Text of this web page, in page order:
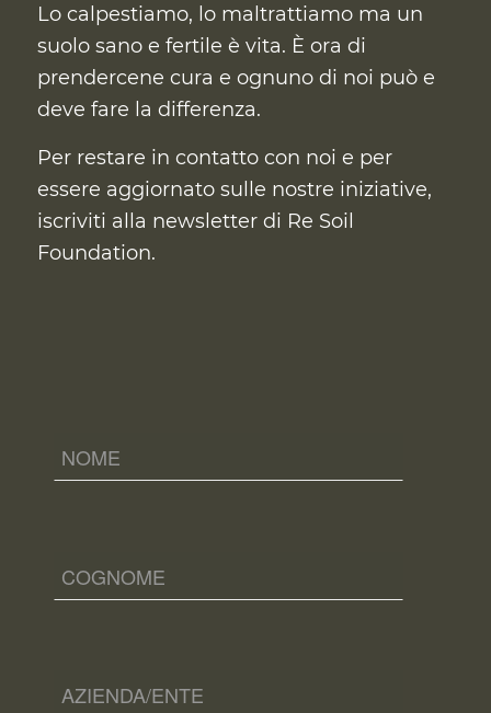
Lo calpestiamo, lo maltrattiamo ma un
suolo sano e fertile è vita. È ora di
prendercene cura e ognuno di noi può e
deve fare la differenza.
Per restare in contatto con noi e per
essere aggiornato sulle nostre iniziative,
iscriviti alla newsletter di Re Soil
Foundation.